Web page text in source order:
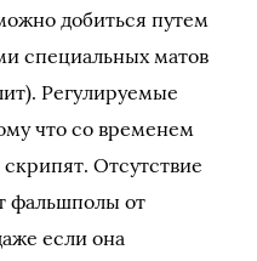
добиться путем
специальных матов
Регулируемые
что со временем
Отсутствие
фальшполы от
если она